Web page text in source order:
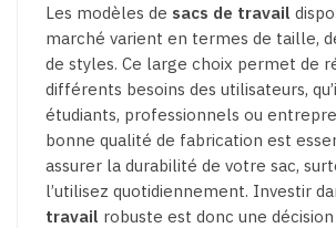
Les modèles de sacs de travail
marché varient en termes de taille,
de styles. Ce large choix permet de
différents besoins des utilisateurs,
étudiants, professionnels ou
bonne qualité de fabrication est
assurer la durabilité de votre sac,
l’utilisez quotidiennement. Investir
travail robuste est donc une décision